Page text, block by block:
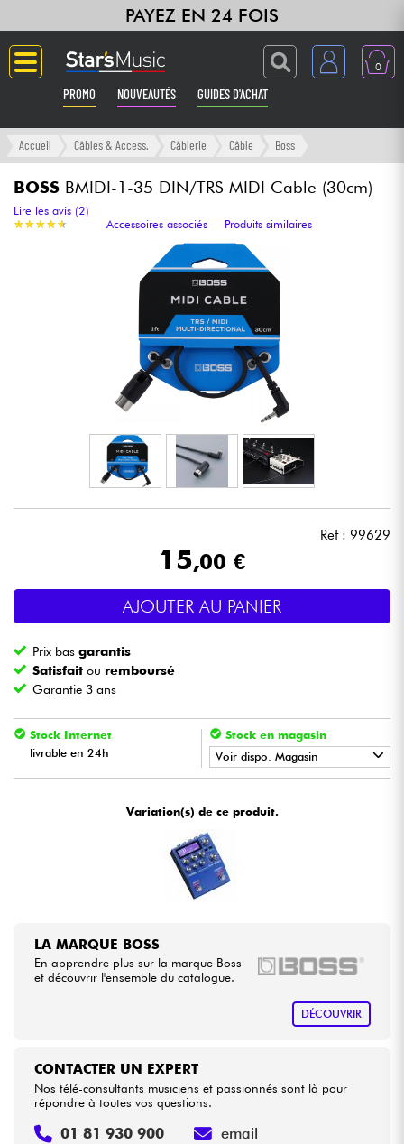
PAYEZ EN 24 FOIS
0
PROMO NOUVEAUTÉS GUIDES D'ACHAT
Langue
Guitares & Basses
Amplis & Effets
Claviers & Pianos
Synthés & Sampleurs
Home Studio
Micros & HF
Batteries & Percu
Violons & Quatuor
Eveil Musical
Packs
Voir nos marques
Accueil Câbles & Access. Câblerie Câble Boss
BOSS BMIDI-1-35 DIN/TRS MIDI Cable (30cm)
★★★★★
★★★★★
Lire les avis (2)
Accessoires associés
Produits similaires
Ref : 99629
15,00 €
AJOUTER AU PANIER
Prix basgarantis
Satisfait ou remboursé
Garantie 3 ans
Stock Internet
livrable en 24h
Stock en magasin
Voir dispo. Magasin
•
Variation(s) de ce produit.
LA MARQUE BOSS
En apprendre plus sur la marque Boss
et découvrir l'ensemble du catalogue.
DÉCOUVRIR
CONTACTER UN EXPERT
Nos télé-consultants musiciens et passionnés sont là pour
répondre à toutes vos questions.
01 81 930 900 email